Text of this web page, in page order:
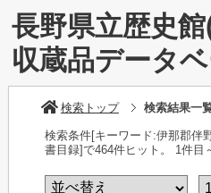
長野県立歴史
収蔵品データ
検索トップ 検索結果一
検索条件[キーワード:伊那郡伴
書目録]で464件ヒット 。 1件目